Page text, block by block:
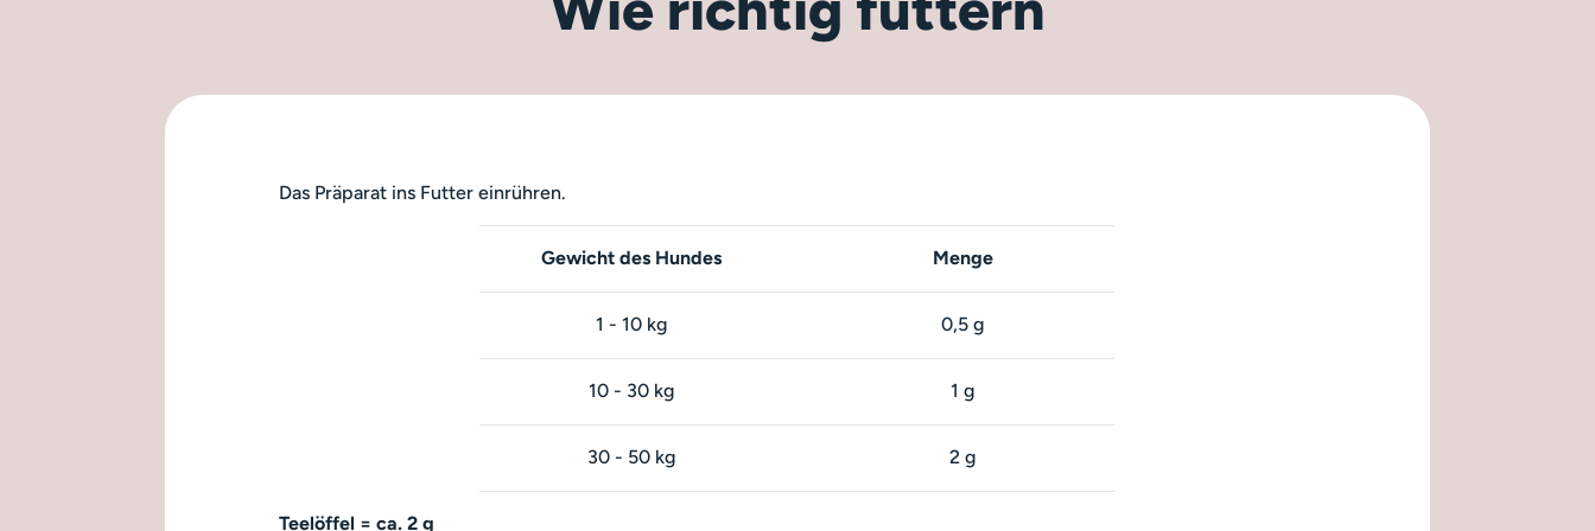
Das Präparat ins Futter einrühren.
Gewicht des Hundes Menge
1 - 10 kg 0,5 g
10 - 30 kg 1 g
30 - 50 kg 2 g
Teelöffel = ca. 2 g